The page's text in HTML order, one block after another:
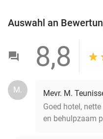
Auswahl an
8,8
M.
Mevr. M.
Goed hotel,
en behulpzaam